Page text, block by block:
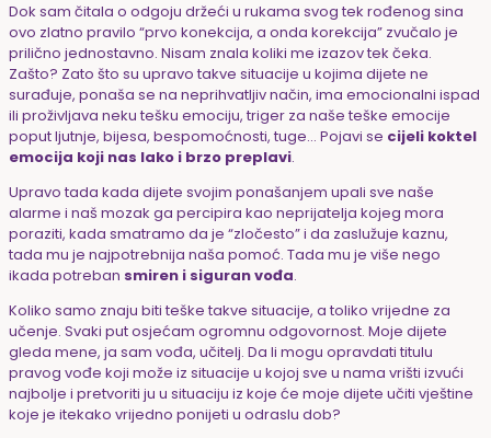
Dok sam čitala o odgoju držeći u rukama svog tek rođenog sina
ovo zlatno pravilo “prvo konekcija, a onda korekcija” zvučalo je
prilično jednostavno. Nisam znala koliki me izazov tek čeka.
Zašto? Zato što su upravo takve situacije u kojima dijete ne
surađuje, ponaša se na neprihvatljiv način, ima emocionalni ispad
ili proživljava neku tešku emociju, triger za naše teške emocije
poput ljutnje, bijesa, bespomoćnosti, tuge… Pojavi se cijeli koktel
emocija koji nas lako i brzo preplavi.
Upravo tada kada dijete svojim ponašanjem upali sve naše
alarme i naš mozak ga percipira kao neprijatelja kojeg mora
poraziti, kada smatramo da je “zločesto” i da zaslužuje kaznu,
tada mu je najpotrebnija naša pomoć. Tada mu je više nego
ikada potreban smiren i siguran vođa.
Koliko samo znaju biti teške takve situacije, a toliko vrijedne za
učenje. Svaki put osjećam ogromnu odgovornost. Moje dijete
gleda mene, ja sam vođa, učitelj. Da li mogu opravdati titulu
pravog vođe koji može iz situacije u kojoj sve u nama vrišti izvući
najbolje i pretvoriti ju u situaciju iz koje će moje dijete učiti vještine
koje je itekako vrijedno ponijeti u odraslu dob?